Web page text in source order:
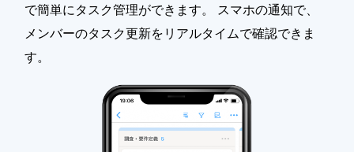
で簡単にタスク管理ができます。 スマホの通知で、
メンバーのタスク更新をリアルタイムで確認できま
す。